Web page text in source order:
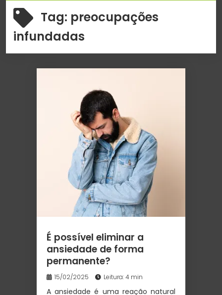
Tag: preocupações
infundadas
É possível eliminar a
ansiedade de forma
permanente?
15/02/2025 Leitura: 4 min
A ansiedade é uma reação natural